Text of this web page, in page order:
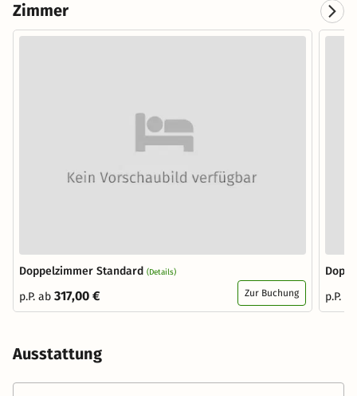
Zimmer
Doppelzimmer Standard (Details)
p.P. ab 317,00 € Zur Buchung
p.P.
Ausstattung